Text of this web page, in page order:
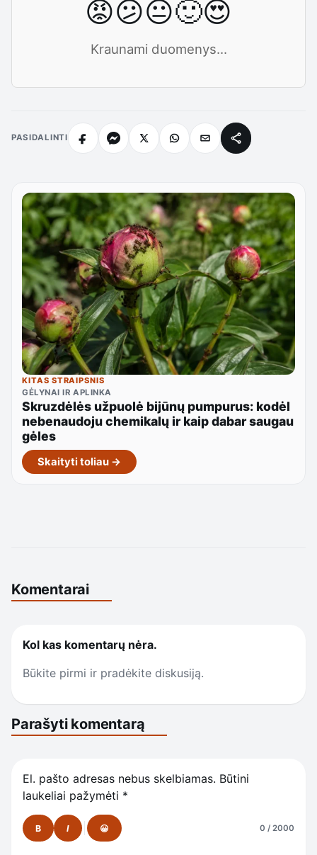
😡😕😐🙂😍
Kraunami duomenys...
PASIDALINTI
KITAS STRAIPSNIS
GĖLYNAI IR APLINKA
Skruzdėlės užpuolė bijūnų pumpurus: kodėl
nebenaudoju chemikalų ir kaip dabar saugau
gėles
Skaityti toliau →
Komentarai
Kol kas komentarų nėra.
Būkite pirmi ir pradėkite diskusiją.
Parašyti komentarą
El. pašto adresas nebus skelbiamas. Būtini
laukeliai pažymėti *
B I 😀 0 / 2000